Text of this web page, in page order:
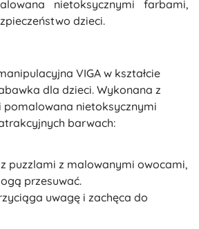
nietoksycznymi farbami,
dzieci.
VIGA w kształcie
dla dzieci. Wykonana z
pomalowana nietoksycznymi
barwach:
puzzlami z malowanymi owocami,
przesuwać.
uwagę i zachęca do